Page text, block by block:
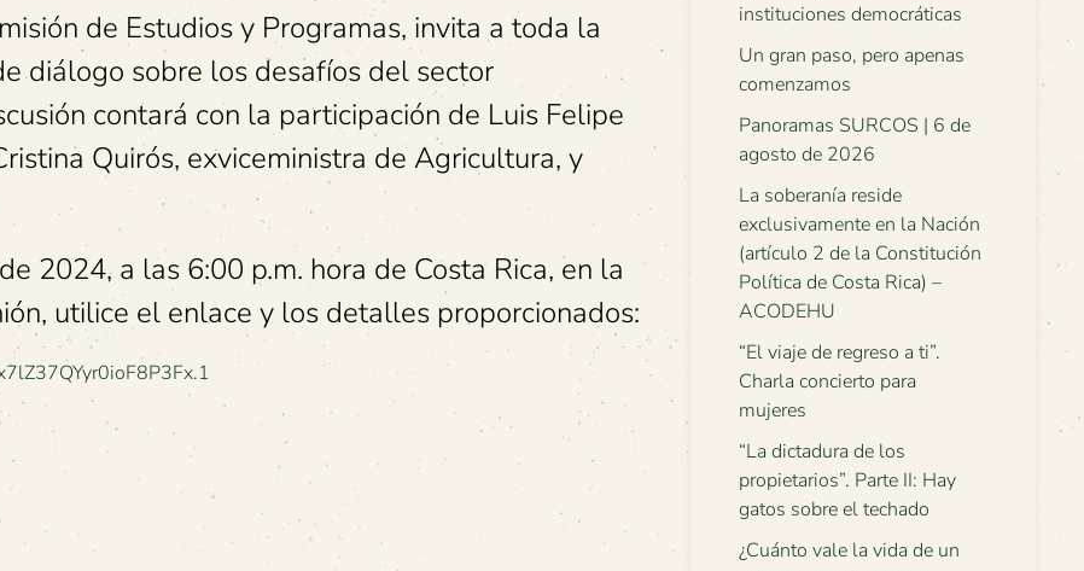
de Estudios y Programas, invita a toda la
diálogo sobre los desafíos del sector
contará con la participación de Luis Felipe
Quirós, exviceministra de Agricultura, y
2024, a las 6:00 p.m. hora de Costa Rica, en la
utilice el enlace y los detalles proporcionados:
instituciones democráticas
Un gran paso, pero apenas
comenzamos
Panoramas SURCOS | 6 de
agosto de 2026
La soberanía reside
exclusivamente en la Nación
(artículo 2 de la Constitución
Política de Costa Rica) –
ACODEHU
“El viaje de regreso a ti”.
Charla concierto para
mujeres
“La dictadura de los
propietarios”. Parte II: Hay
gatos sobre el techado
¿Cuánto vale la vida de un